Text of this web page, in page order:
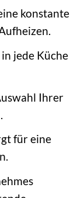
konstante
jede Küche
Ihrer
für eine